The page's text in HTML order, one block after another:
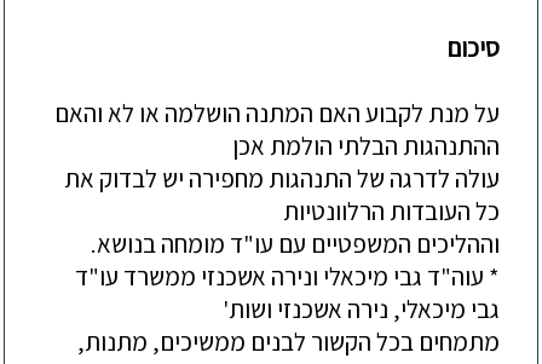
סיכום
עלמנת לקבועהאם המתנה הושלמה או לאוהאם
ההתנהגות הבלתי הולמת אכן
עולה לדרגה שלהתנהגות מחפירה יש לבדוק את
כלהעובדות הרלוונטיות
וההליכים המשפטיים עם עו"ד מומחהבנושא.
* עוה"ד גבי מיכאלי ונירה אשכנזי ממשרד עו"ד
גבי מיכאלי, נירה אשכנזי ושות'
מתמחים בכלהקשור לבנים ממשיכים, מתנות,